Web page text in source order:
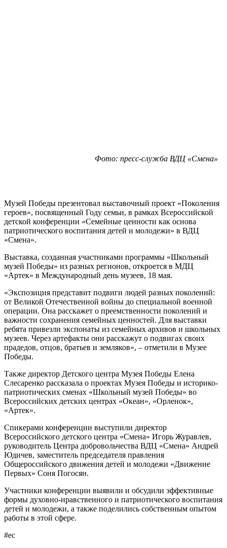
Фото: пресс-служба ВДЦ «Смена»
Музей Победы презентовал выставочный проект «Поколения
героев», посвященный Году семьи, в рамках Всероссийской
детской конференции «Семейные ценности как основа
патриотического воспитания детей и молодежи» в ВДЦ
«Смена».
Выставка, созданная участниками программы «Школьный
музей Победы» из разных регионов, откроется в МДЦ
«Артек» в Международный день музеев, 18 мая.
«Экспозиция представит подвиги людей разных поколений:
от Великой Отечественной войны до специальной военной
операции. Она расскажет о преемственности поколений и
важности сохранения семейных ценностей. Для выставки
ребята привезли экспонаты из семейных архивов и школьных
музеев. Через артефакты они расскажут о подвигах своих
прадедов, отцов, братьев и земляков», – отметили в Музее
Победы.
Также директор Детского центра Музея Победы Елена
Слесаренко рассказала о проектах Музея Победы и историко-
патриотических сменах «Школьный музей Победы» во
Всероссийских детских центрах «Океан», «Орленок»,
«Артек».
Спикерами конференции выступили директор
Всероссийского детского центра «Смена» Игорь Журавлев,
руководитель Центра добровольчества ВДЦ «Смена» Андрей
Юдичев, заместитель председателя правления
Общероссийского движения детей и молодежи «Движение
Первых» Соня Погосян.
Участники конференции выявили и обсудили эффективные
формы духовно-нравственного и патриотического воспитания
детей и молодежи, а также поделились собственным опытом
работы в этой сфере.
#ес